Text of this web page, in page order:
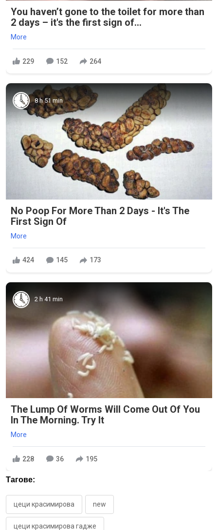
You haven’t gone to the toilet for more than
2 days – it's the first sign of...
More
229 152 264
8 h 51 min
No Poop For More Than 2 Days - It's The
First Sign Of
More
424 145 173
2 h 41 min
The Lump Of Worms Will Come Out Of You
In The Morning. Try It
More
228 36 195
Тагове:
цеци красимирова new
цеци красимирова гадже